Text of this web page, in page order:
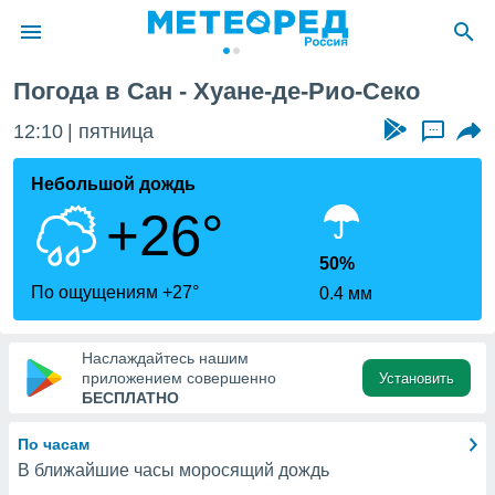
о
Вы можете
к этому
доступ
Погода в Сан - Хуане-де-Рио-Секо
12:10 пятница ...
Небольшой дождь
+26°
По ощущениям +27°
50%
0.4 мм
Наслаждайтесь нашим
приложением совершенно
БЕСПЛАТНО
Установить
По часам
В ближайшие часы моросящий дождь